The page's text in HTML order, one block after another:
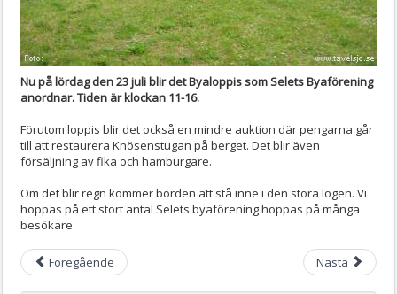
Nu på lördag den 23 juli blir det Byaloppis som Selets Byaförening
anordnar. Tiden är klockan 11-16.
Förutom loppis blir det också en mindre auktion där pengarna går
till att restaurera Knösenstugan på berget. Det blir även
försäljning av fika och hamburgare.
Om det blir regn kommer borden att stå inne i den stora logen. Vi
hoppas på ett stort antal Selets byaförening hoppas på många
besökare.
Föregående Nästa